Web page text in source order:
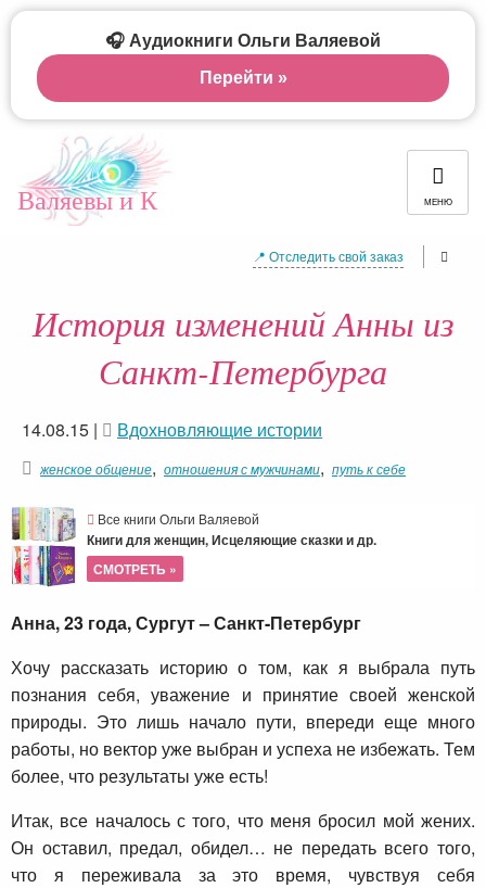
Валяевы и К МЕНЮ
📍 Отследить свой заказ
История изменений Анны из
Санкт-Петербурга
14.08.15 | Вдохновляющие истории
женское общение, отношения с мужчинами, путь к себе
Все книги Ольги Валяевой
Книги для женщин, Исцеляющие сказки и др.
СМОТРЕТЬ »
Анна,23 года,Сургут – Санкт-Петербург
Хочу рассказать историю о том, как я выбрала путь
познания себя, уважение и принятие своей женской
природы. Это лишь начало пути, впереди еще много
работы, но вектор уже выбран и успеха не избежать. Тем
более, что результаты уже есть!
Итак, все началось с того, что меня бросил мой жених.
Он оставил, предал, обидел… не передать всего того,
что я переживала за это время, чувствуя себя
🎧 Аудиокниги Ольги Валяевой
Перейти »